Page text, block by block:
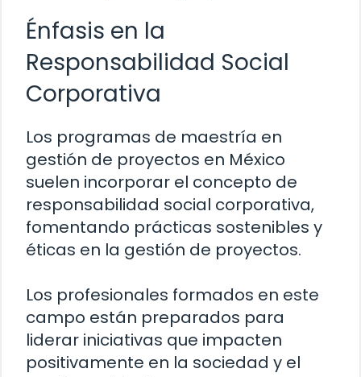
Énfasis en la
Responsabilidad Social
Corporativa
Los programas de maestría en
gestión de proyectos en México
suelen incorporar el concepto de
responsabilidad social corporativa,
fomentando prácticas sostenibles y
éticas en la gestión de proyectos.
Los profesionales formados en este
campo están preparados para
liderar iniciativas que impacten
positivamente en la sociedad y el